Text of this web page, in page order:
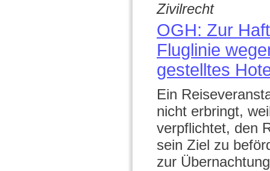
Zivilrecht
OGH: Zur
Fluglinie
gestelltes
Ein
nicht erbringt,
verpflichtet, den
sein Ziel zu
zur